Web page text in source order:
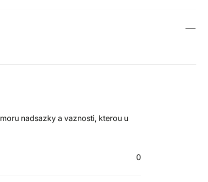
nadsazky a vaznosti, kterou u
0